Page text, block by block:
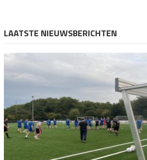
LAATSTE NIEUWSBERICHTEN